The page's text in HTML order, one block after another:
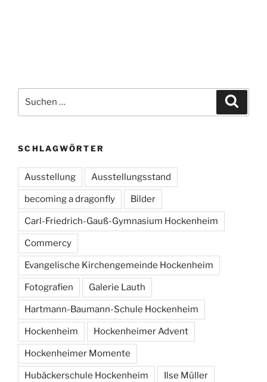
nach:
SCHLAGWÖRTER
Ausstellung Ausstellungsstand
becoming a dragonfly Bilder
Carl-Friedrich-Gauß-Gymnasium Hockenheim
Commercy
Evangelische Kirchengemeinde Hockenheim
Fotografien Galerie Lauth
Hartmann-Baumann-Schule Hockenheim
Hockenheim Hockenheimer Advent
Hockenheimer Momente
Hubäckerschule Hockenheim Ilse Müller